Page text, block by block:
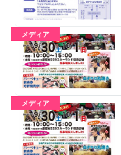
メディア
メディア